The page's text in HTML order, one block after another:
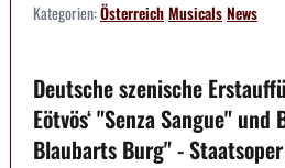
Kategorien:ÖsterreichMusicalsNews
Deutsche szenische
Eötvös‘ "Senza Sangue"
Blaubarts Burg" -